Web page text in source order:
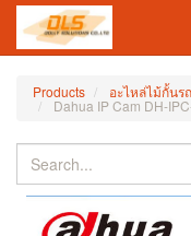
Products อะไหล่ไม้กั้นร
Dahua IP Cam DH-